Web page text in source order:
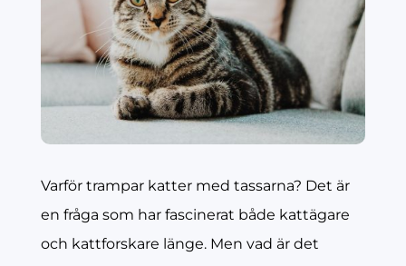
Varför trampar katter med tassarna? Det är
en fråga som har fascinerat både kattägare
och kattforskare länge. Men vad är det